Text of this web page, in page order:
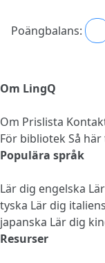
Poängbalans:
Om LingQ
Om Prislista
För bibliotek Så
Populära språk
Lär dig engelska
tyska Lär dig
japanska Lär dig
Resurser